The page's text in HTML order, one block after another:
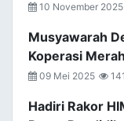
10 November 2025
Musyawarah
Koperasi
09 Mei 2025
Hadiri Rakor